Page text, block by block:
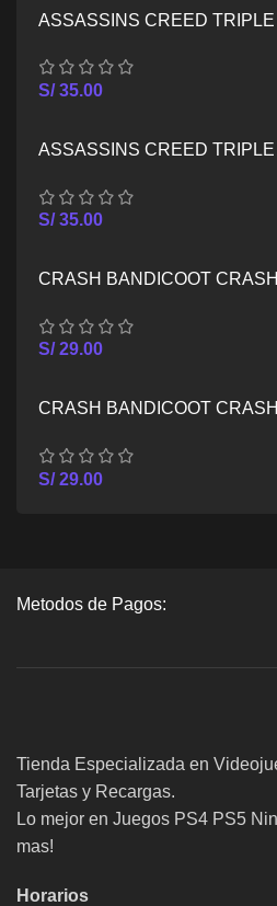
ASSASSINS CREED
S/35.00
ASSASSINS CREED
S/35.00
CRASH BANDICOOT
S/29.00
CRASH BANDICOOT
S/29.00
Metodos de Pagos:
Tienda Especializada en
Tarjetas y Recargas.
Lo mejor en Juegos PS4 PS5
mas!
Horarios